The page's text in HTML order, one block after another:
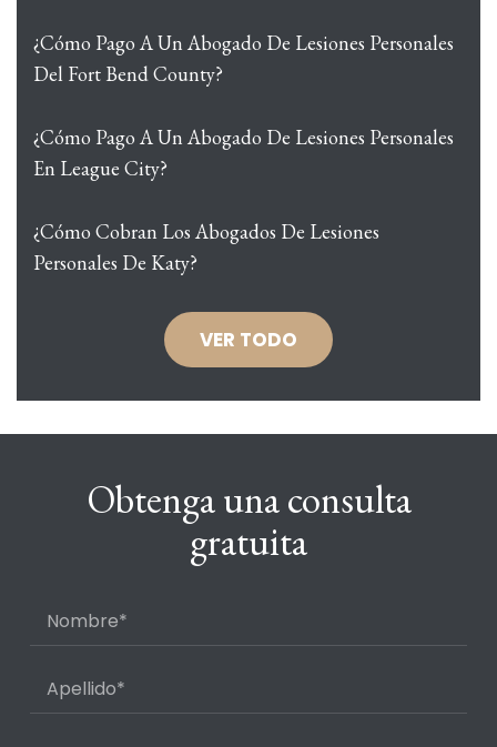
¿Cómo Pago A Un Abogado De Lesiones Personales
Del Fort Bend County?
¿Cómo Pago A Un Abogado De Lesiones Personales
En League City?
¿Cómo Cobran Los Abogados De Lesiones
Personales De Katy?
VER TODO
Obtenga una consulta
gratuita